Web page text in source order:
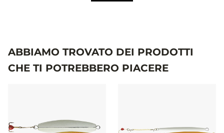
ABBIAMO TROVATO DEI PRODOTTI
CHE TI POTREBBERO PIACERE